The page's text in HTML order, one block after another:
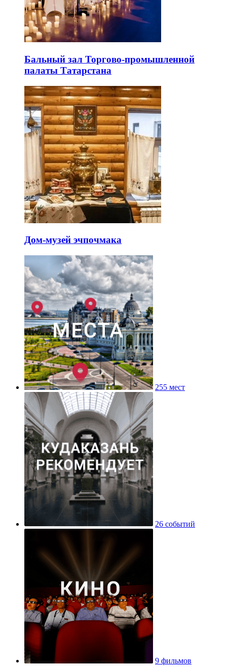
Бальный зал Торгово-промышленной
палаты Татарстана
Дом-музей эчпочмака
255 мест
26 событий
9 фильмов